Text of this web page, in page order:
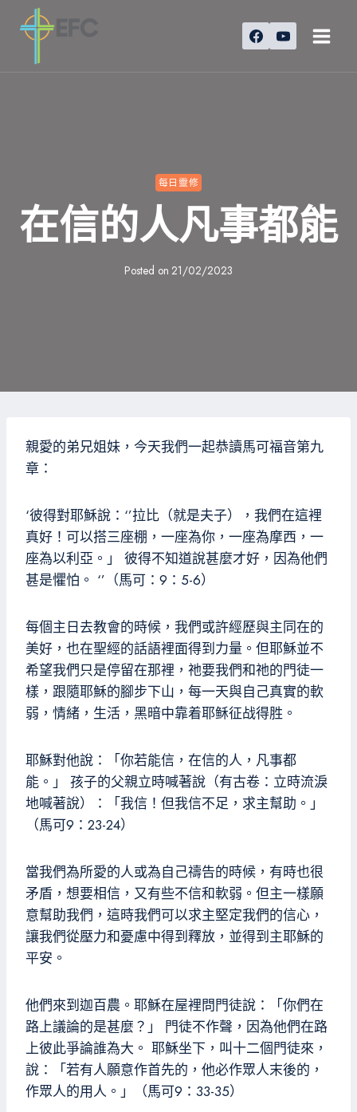
每日靈修
在信的人凡事都能
Posted on 21/02/2023
親愛的弟兄姐妹，今天我們一起恭讀馬可福音第九
章：
‘彼得對耶穌說：‘’拉比（就是夫子），我們在這裡
真好！可以搭三座棚，一座為你，一座為摩西，一
座為以利亞。」 彼得不知道說甚麼才好，因為他們
甚是懼怕。 ‘’（馬可：9：5-6）
每個主日去教會的時候，我們或許經歷與主同在的
美好，也在聖經的話語裡面得到力量。但耶穌並不
希望我們只是停留在那裡，祂要我們和祂的門徒一
樣，跟隨耶穌的腳步下山，每一天與自己真實的軟
弱，情緒，生活，黑暗中靠着耶稣征战得胜。
耶穌對他說：「你若能信，在信的人，凡事都
能。」 孩子的父親立時喊著說（有古卷：立時流淚
地喊著說）：「我信！但我信不足，求主幫助。」
（馬可9：23-24）
當我們為所愛的人或為自己禱告的時候，有時也很
矛盾，想要相信，又有些不信和軟弱。但主一樣願
意幫助我們，這時我們可以求主堅定我們的信心，
讓我們從壓力和憂慮中得到釋放，並得到主耶穌的
平安。
他們來到迦百農。耶穌在屋裡問門徒說：「你們在
路上議論的是甚麼？」 門徒不作聲，因為他們在路
上彼此爭論誰為大。 耶穌坐下，叫十二個門徒來，
說：「若有人願意作首先的，他必作眾人末後的，
作眾人的用人。」（馬可9：33-35）